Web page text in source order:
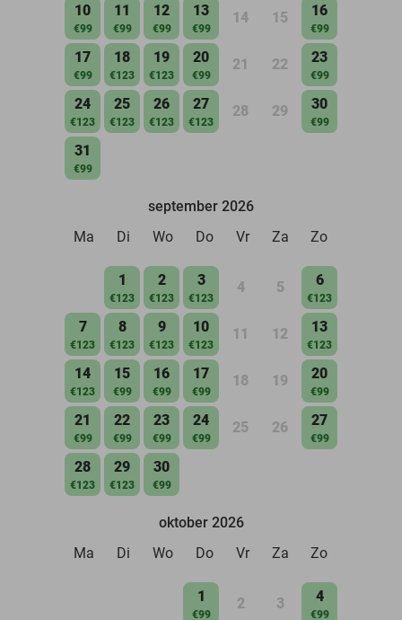
10
€99
11
€99
12
€99
13
€99
14 15 16
€99
17
€99
18
€123
19
€123
20
€99
21 22 23
€99
24
€123
25
€123
26
€123
27
€123
28 29 30
€99
31
€99
september 2026
Ma
Di Wo Do Vr Za Zo
1
€123
2
€123
3
€123
4 5 6
€123
7
€123
8
€123
9
€123
10
€123
11 12 13
€123
14
€123
15
€99
16
€99
17
€99
18 19 20
€99
21
€99
22
€99
23
€99
24
€99
25 26 27
€99
28
€123
29
€123
30
€99
oktober 2026
Ma
Di Wo Do Vr Za Zo
1
€99
2 3 4
€99